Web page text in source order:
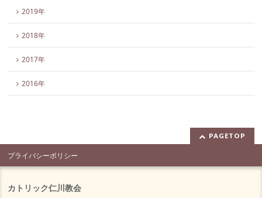
2019年
2018年
2017年
2016年
PAGETOP
プライバシーポリシー
カトリック仁川教会